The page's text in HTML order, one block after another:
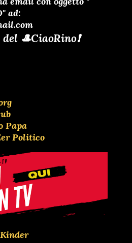
ad:
🎩CiaoRino❗️
Papa
Politico